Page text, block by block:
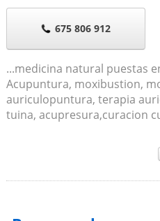
675 806 912
...medicina natural puestas
Acupuntura, moxibustion,
auriculopuntura, terapia
tuina, acupresura,curacion